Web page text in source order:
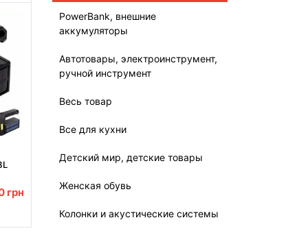
грн
PowerBank, внешние
аккумуляторы
Автотовары, электроинструмент,
ручной инструмент
Весь товар
Все для кухни
Детский мир, детские товары
Женская обувь
Колонки и акустические системы